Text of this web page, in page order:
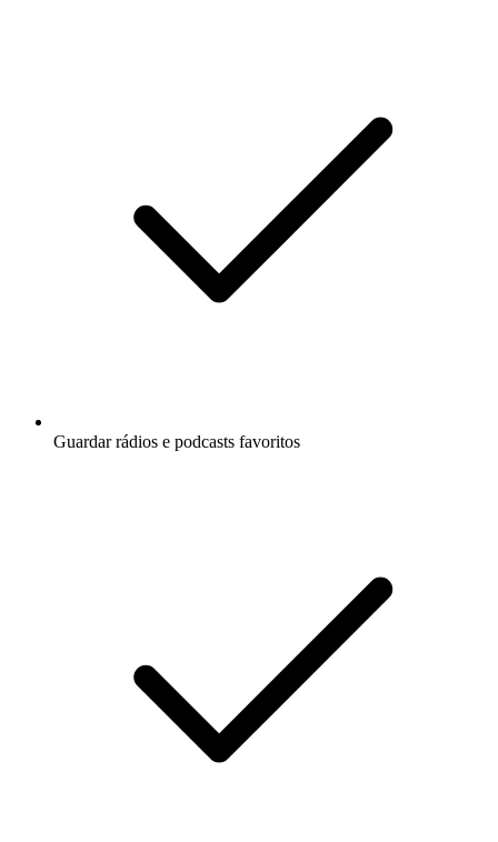
Guardar rádios e podcasts favoritos